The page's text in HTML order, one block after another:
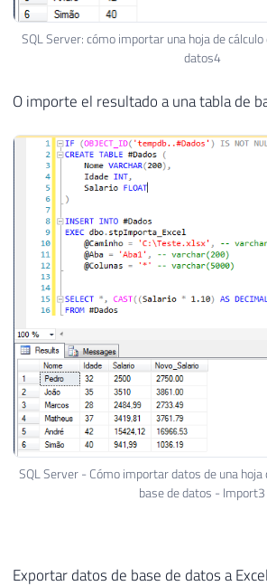
SQL Server: cómo importar una hoja de cálculo
datos4
O importe el resultado a una tabla de
SQL Server - Cómo importar datos de una hoja
base de datos - Import3
Exportar datos de base de datos a Excel